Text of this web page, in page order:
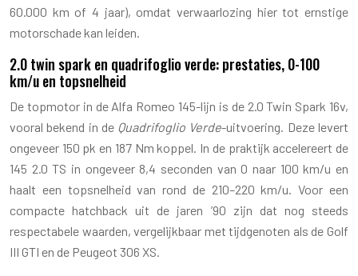
60.000 km of 4 jaar), omdat verwaarlozing hier tot ernstige
motorschade kan leiden.
2.0 twin spark en quadrifoglio verde: prestaties, 0-100
km/u en topsnelheid
De topmotor in de Alfa Romeo 145-lijn is de 2.0 Twin Spark 16v,
vooral bekend in de Quadrifoglio Verde-uitvoering. Deze levert
ongeveer 150 pk en 187 Nm koppel. In de praktijk accelereert de
145 2.0 TS in ongeveer 8,4 seconden van 0 naar 100 km/u en
haalt een topsnelheid van rond de 210–220 km/u. Voor een
compacte hatchback uit de jaren ’90 zijn dat nog steeds
respectabele waarden, vergelijkbaar met tijdgenoten als de Golf
III GTI en de Peugeot 306 XS.